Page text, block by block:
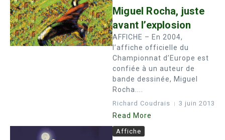
Miguel Rocha, juste
avant l’explosion
AFFICHE – En 2004,
l’affiche officielle du
Championnat d’Europe est
confiée à un auteur de
bande dessinée, Miguel
Rocha....
Richard Coudrais 3 juin 2013
Read More
Affiche